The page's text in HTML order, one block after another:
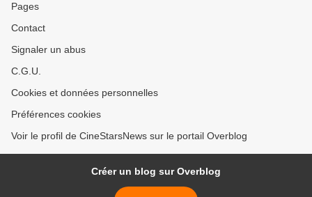
Pages
Contact
Signaler un abus
C.G.U.
Cookies et données personnelles
Préférences cookies
Voir le profil de CineStarsNews sur le portail Overblog
Créer un blog sur Overblog